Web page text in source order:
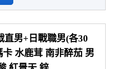
直男+日戰職男(各30
水鹿茸 南非醉茄 男